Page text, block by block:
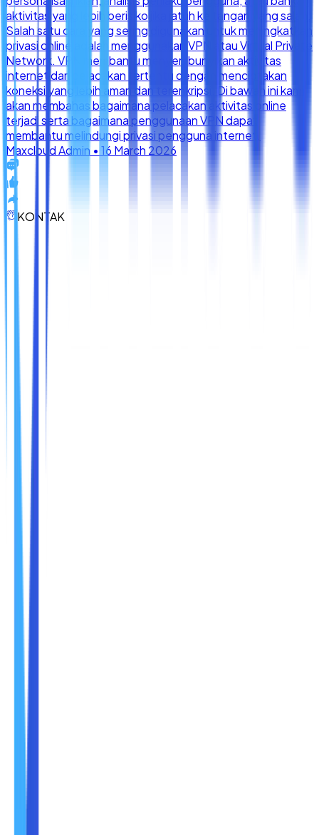
KONTAK
Nama
Email